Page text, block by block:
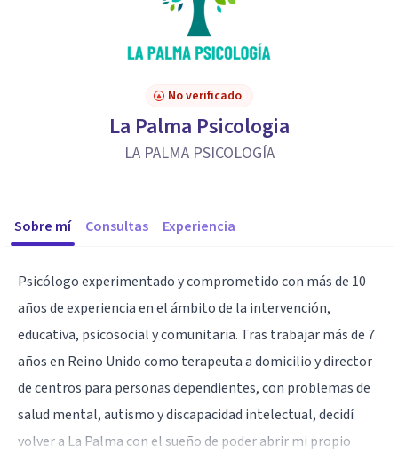
No verificado
La Palma Psicologia
LA PALMA PSICOLOGÍA
Sobre mí Consultas Experiencia
Psicólogo experimentado y comprometido con más de 10
años de experiencia en el ámbito de la intervención,
educativa, psicosocial y comunitaria. Tras trabajar más de 7
años en Reino Unido como terapeuta a domicilio y director
de centros para personas dependientes, con problemas de
salud mental, autismo y discapacidad intelectual, decidí
volver a La Palma con el sueño de poder abrir mi propio